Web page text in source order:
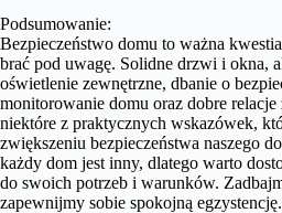
Podsumowanie:
Bezpieczeństwo domu to ważna
brać pod uwagę. Solidne drzwi i okna,
oświetlenie zewnętrzne, dbanie o
monitorowanie domu oraz dobre
niektóre z praktycznych wskazówek,
zwiększeniu bezpieczeństwa naszego
każdy dom jest inny, dlatego warto
do swoich potrzeb i warunków.
zapewnijmy sobie spokojną egzystencję.